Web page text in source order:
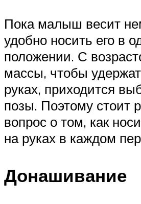
Пока малыш весит
удобно носить его в
положении. С
массы, чтобы
руках, приходится
позы. Поэтому стоит
вопрос о том, как
на руках в каждом
Донашивание